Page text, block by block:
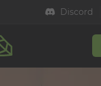
Discord